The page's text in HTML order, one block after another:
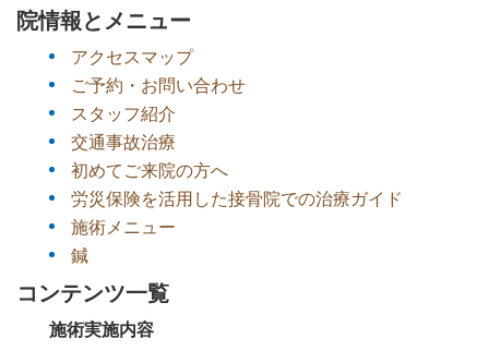
院情報とメニュー
アクセスマップ
ご予約・お問い合わせ
スタッフ紹介
交通事故治療
初めてご来院の方へ
労災保険を活用した接骨院での治療ガイド
施術メニュー
鍼
コンテンツ一覧
施術実施内容